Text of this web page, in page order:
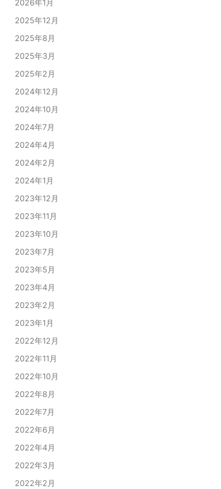
2026年1月
2025年12月
2025年8月
2025年3月
2025年2月
2024年12月
2024年10月
2024年7月
2024年4月
2024年2月
2024年1月
2023年12月
2023年11月
2023年10月
2023年7月
2023年5月
2023年4月
2023年2月
2023年1月
2022年12月
2022年11月
2022年10月
2022年8月
2022年7月
2022年6月
2022年4月
2022年3月
2022年2月